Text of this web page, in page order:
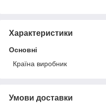
Характеристики
Основні
Країна виробник
Умови доставки